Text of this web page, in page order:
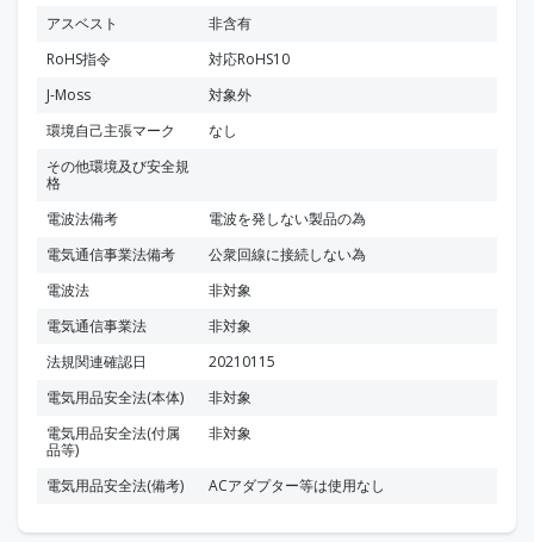
アスベスト
非含有
RoHS指令
対応RoHS10
J-Moss
対象外
環境自己主張マーク
なし
その他環境及び安全規
格
電波法備考
電波を発しない製品の為
電気通信事業法備考
公衆回線に接続しない為
電波法
非対象
電気通信事業法
非対象
法規関連確認日
20210115
電気用品安全法(本体)
非対象
電気用品安全法(付属
品等)
非対象
電気用品安全法(備考) ACアダプター等は使用なし